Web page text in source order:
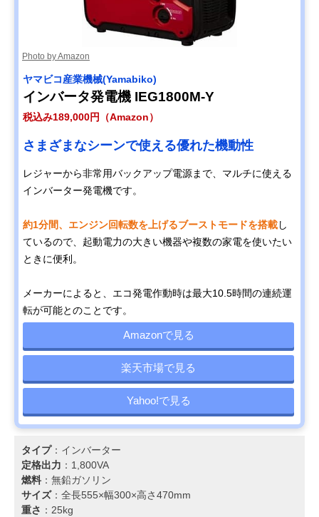
Photo by Amazon
ヤマビコ産業機械(Yamabiko)
インバータ発電機 IEG1800M-Y
税込み189,000円（Amazon）
さまざまなシーンで使える優れた機動性
レジャーから非常用バックアップ電源まで、マルチに使える
インバーター発電機です。
約1分間、エンジン回転数を上げるブーストモードを搭載し
ているので、起動電力の大きい機器や複数の家電を使いたい
ときに便利。
メーカーによると、エコ発電作動時は最大10.5時間の連続運
転が可能とのことです。
Amazonで見る
楽天市場で見る
Yahoo!で見る
タイプ：インバーター
定格出力 ：1,800VA
燃料 ：無鉛ガソリン
サイズ：全長555×幅300×高さ470mm
重さ ：25kg